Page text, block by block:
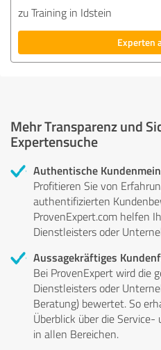
zu Training in Idstein
Experten
Mehr Transparenz und
Expertensuche
Authentische
Profitieren Sie von
authentifizierten
ProvenExpert.com helfen
Dienstleisters oder
Aussagekräftiges
Bei ProvenExpert wird die
Dienstleisters oder
Beratung) bewertet. So
Überblick über die
in allen Bereichen.